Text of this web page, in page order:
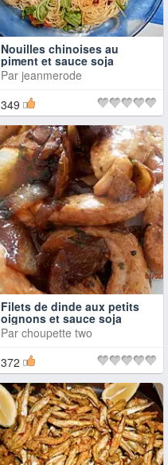
Nouilles chinoises au
piment et sauce soja
Par jeanmerode
349
Filets de dinde aux petits
oignons et sauce soja
Par choupette two
372